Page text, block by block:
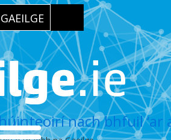
GAEILGE
nach bhfuil ‘ar